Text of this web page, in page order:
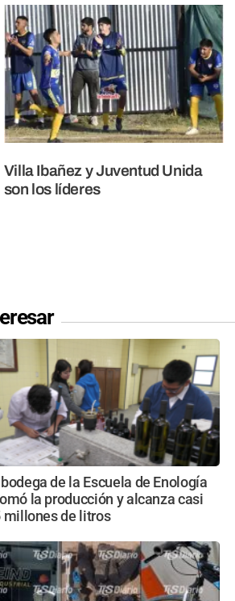
Villa Ibañez y Juventud Unida
son los líderes
de la Escuela de Enología
la producción y alcanza casi
millones de litros